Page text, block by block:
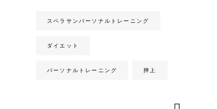
スペラサンパーソナルトレーニング
ダイエット
パーソナルトレーニング 押上